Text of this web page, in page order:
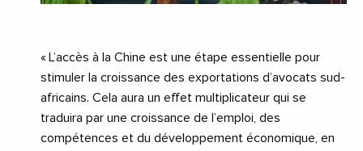
« L’accès à la Chine est une étape essentielle pour
stimuler la croissance des exportations d’avocats sud-
africains. Cela aura un effet multiplicateur qui se
traduira par une croissance de l’emploi, des
compétences et du développement économique, en